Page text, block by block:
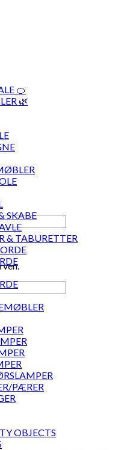
🍊
🌿
SKABE
& TABURETTER
PÆRER
OBJECTS